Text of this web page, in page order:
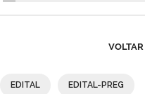
EDITAL EDITAL-PREG